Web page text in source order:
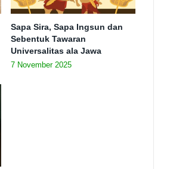
Sapa Sira, Sapa Ingsun dan
Sebentuk Tawaran
Universalitas ala Jawa
7 November 2025